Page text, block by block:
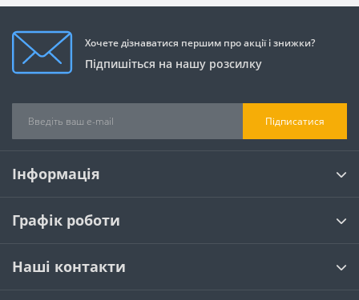
Хочете дізнаватися першим про акції і знижки?
Підпишіться на нашу розсилку
Підписатися
Інформація
Графік роботи
Наші контакти